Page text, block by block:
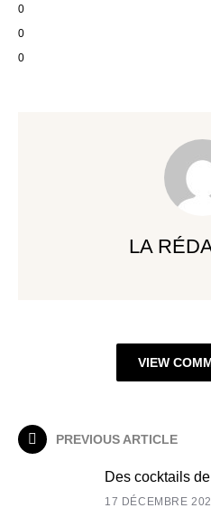
0
0
0
LA
VIEW
PREVIOUS ARTICLE
Des cocktails
17 DÉCEMBRE